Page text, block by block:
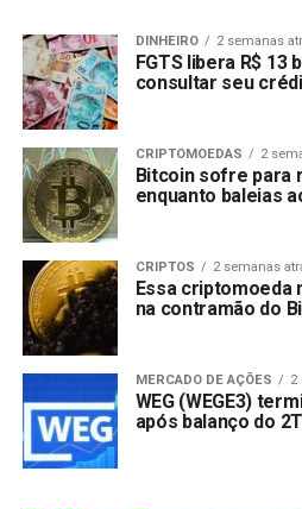
DINHEIRO 2 semanas
FGTS libera R$ 13
consultar seu
CRIPTOMOEDAS 2
Bitcoin sofre para
enquanto baleias
CRIPTOS 2 semanas
Essa criptomoeda
na contramão do
MERCADO DE AÇÕES 2
WEG (WEGE3)
após balanço do